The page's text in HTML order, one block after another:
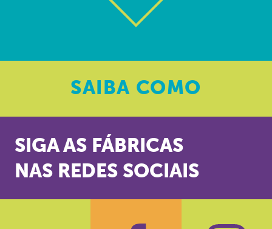
SAIBA COMO
SIGA AS FÁBRICAS
NAS REDES SOCIAIS